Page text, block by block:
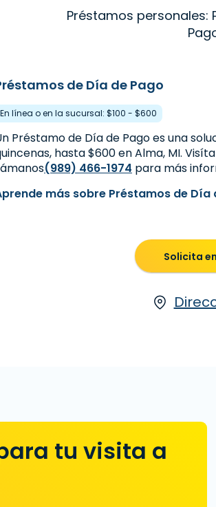
Préstamos personales:
de Día de Pago
En línea o en la sucursal: $100 - $600
Préstamo de Día de Pago es una
hasta $600 en Alma, MI.
(989) 466-1974 para más
más sobre Préstamos de Día
Solicita
tu visita a